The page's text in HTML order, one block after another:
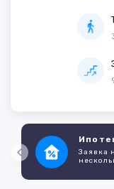
Заявка